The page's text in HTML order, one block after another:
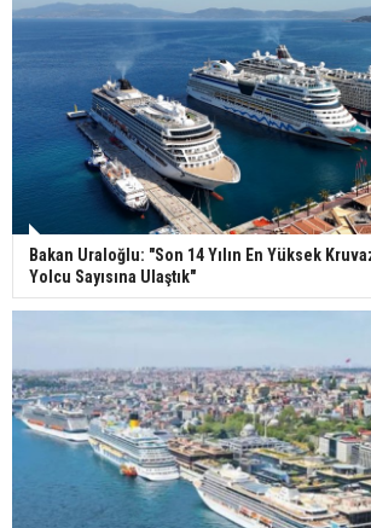
Bakan Uraloğlu: "Son 14 Yılın En Yüksek
Yolcu Sayısına Ulaştık"